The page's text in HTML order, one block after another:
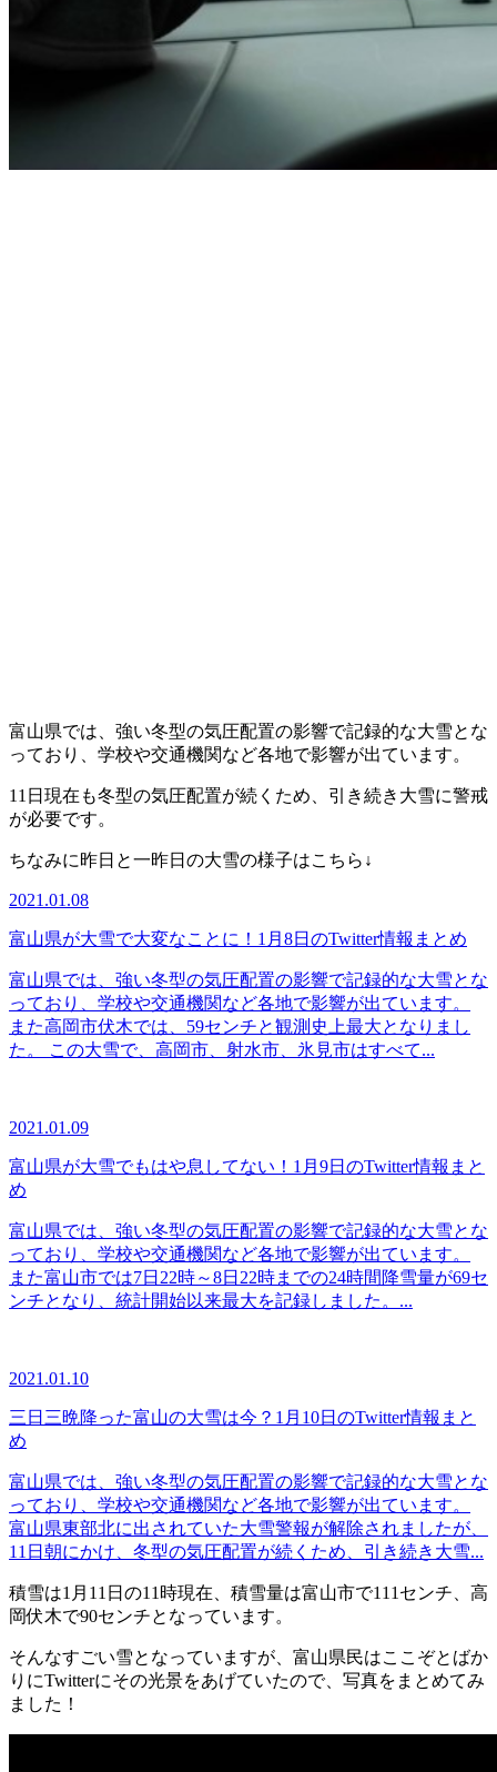
富山県では、強い冬型の気圧配置の影響で記録的な大雪とな
っており、学校や交通機関など各地で影響が出ています。
11日現在も冬型の気圧配置が続くため、引き続き大雪に警戒
が必要です。
ちなみに昨日と一昨日の大雪の様子はこちら↓
2021.01.08
富山県が大雪で大変なことに！1月8日のTwitter情報まとめ
富山県では、強い冬型の気圧配置の影響で記録的な大雪とな
っており、学校や交通機関など各地で影響が出ています。
また高岡市伏木では、59センチと観測史上最大となりまし
た。 この大雪で、高岡市、射水市、氷見市はすべて...
2021.01.09
富山県が大雪でもはや息してない！1月9日のTwitter情報まと
め
富山県では、強い冬型の気圧配置の影響で記録的な大雪とな
っており、学校や交通機関など各地で影響が出ています。
また富山市では7日22時～8日22時までの24時間降雪量が69セ
ンチとなり、統計開始以来最大を記録しました。...
2021.01.10
三日三晩降った富山の大雪は今？1月10日のTwitter情報まと
め
富山県では、強い冬型の気圧配置の影響で記録的な大雪とな
っており、学校や交通機関など各地で影響が出ています。
富山県東部北に出されていた大雪警報が解除されましたが、
11日朝にかけ、冬型の気圧配置が続くため、引き続き大雪...
積雪は1月11日の11時現在、積雪量は富山市で111センチ、高
岡伏木で90センチとなっています。
そんなすごい雪となっていますが、富山県民はここぞとばか
りにTwitterにその光景をあげていたので、写真をまとめてみ
ました！